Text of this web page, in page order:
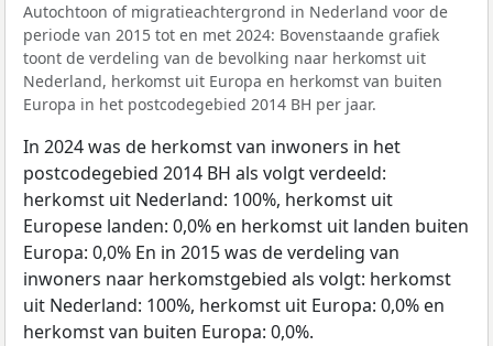
Autochtoon of migratieachtergrond in Nederland voor de
periode van 2015 tot en met 2024: Bovenstaande grafiek
toont de verdeling van de bevolking naar herkomst uit
Nederland, herkomst uit Europa en herkomst van buiten
Europa in het postcodegebied 2014 BH per jaar.
In 2024 was de herkomst van inwoners in het
postcodegebied 2014 BH als volgt verdeeld:
herkomst uit Nederland: 100%, herkomst uit
Europese landen: 0,0% en herkomst uit landen buiten
Europa: 0,0% En in 2015 was de verdeling van
inwoners naar herkomstgebied als volgt: herkomst
uit Nederland: 100%, herkomst uit Europa: 0,0% en
herkomst van buiten Europa: 0,0%.